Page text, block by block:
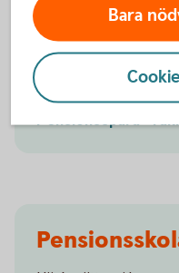
Börja
Låt oss hjälpa dig att
pensionssparandet
Bara